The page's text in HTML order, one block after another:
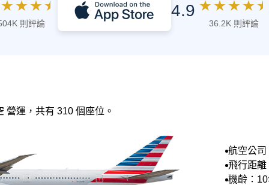
★ ★ ★ ★
則評論
4.9 ★ ★ ★ ★ ★
36.2K 則評論
營運，共有 310 個座位。
航空公司
空
飛行距離
機齡：